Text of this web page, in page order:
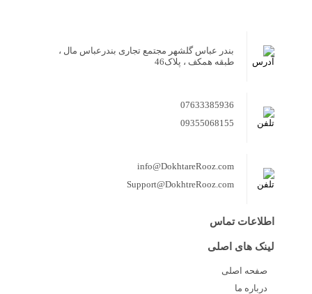
بندر عباس گلشهر مجتمع تجاری بندرعباس مال ،
طبقه همکف ، پلاک46
07633385936
09355068155
info@DokhtareRooz.com
Support@DokhtreRooz.com
اطلاعات تماس
لینک های اصلی
صفحه اصلی
درباره ما